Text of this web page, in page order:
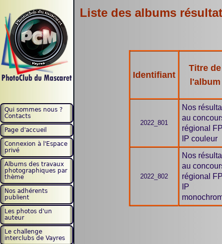
Qui sommes nous ?
Contacts
Page d'accueil
Connexion à l'Espace
privé
Albums des travaux
photographiques par
thème
Nos adhérents
publient
Les photos d'un
auteur
Le challenge
interclubs de Vayres
Liste des albums
Identifiant
Titre de
l'album
2022_801
Nos
au
régional
IP couleur
2022_802
Nos
au
régional
IP